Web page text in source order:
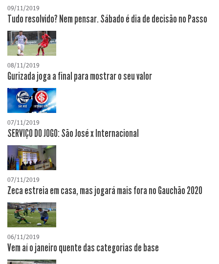
09/11/2019
Tudo resolvido? Nem pensar. Sábado é dia de decisão no Passo
08/11/2019
Gurizada joga a final para mostrar o seu valor
07/11/2019
SERVIÇO DO JOGO: São José x Internacional
07/11/2019
Zeca estreia em casa, mas jogará mais fora no Gauchão 2020
06/11/2019
Vem aí o janeiro quente das categorias de base